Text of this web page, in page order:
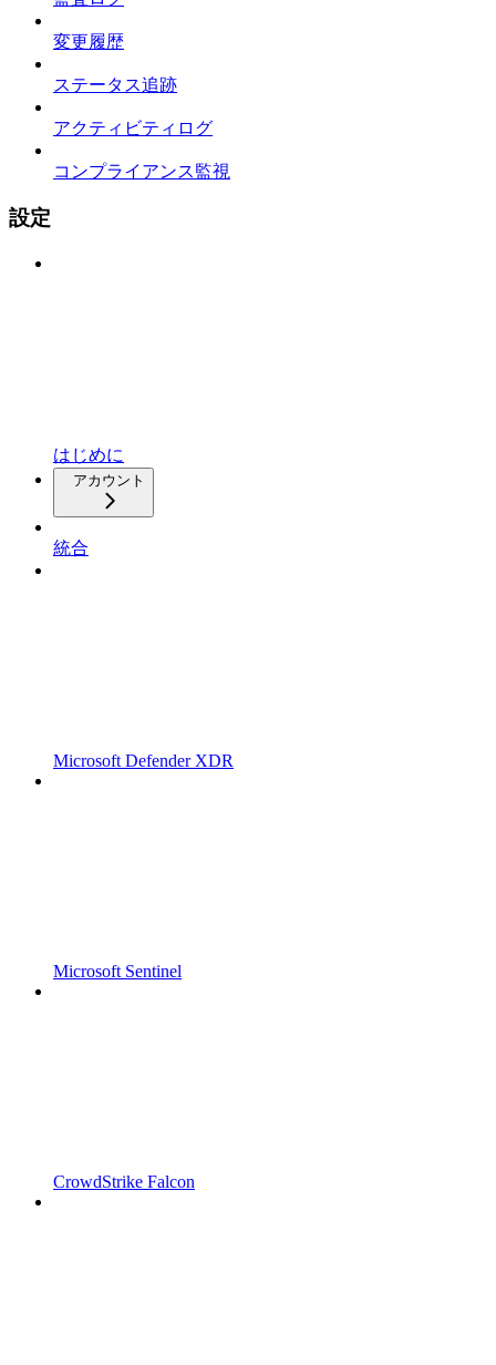
変更履歴
ステータス追跡
アクティビティログ
コンプライアンス監視
設定
はじめに
アカウント
統合
Microsoft Defender XDR
Microsoft Sentinel
CrowdStrike Falcon